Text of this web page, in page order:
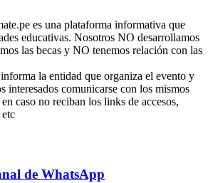
es una plataforma informativa que
educativas. Nosotros NO desarrollamos
las becas y NO tenemos relación con las
la entidad que organiza el evento y
interesados comunicarse con los mismos
caso no reciban los links de accesos,
de WhatsApp